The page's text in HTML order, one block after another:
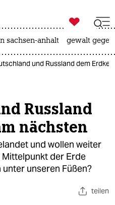
ich

taz zahl ich
sachsen-anhalt gewalt
und Russland dem
Russland
nächsten
und wollen weiter
Mittelpunkt der Erde
unseren Füßen?
teilen